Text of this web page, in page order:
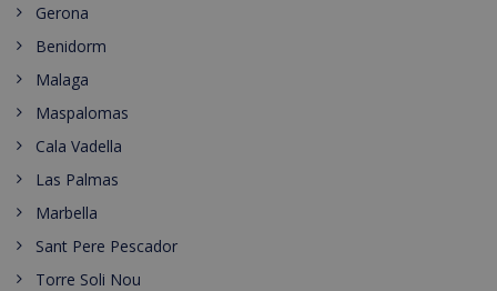
Gerona
Benidorm
Malaga
Maspalomas
Cala Vadella
Las Palmas
Marbella
Sant Pere Pescador
Torre Soli Nou